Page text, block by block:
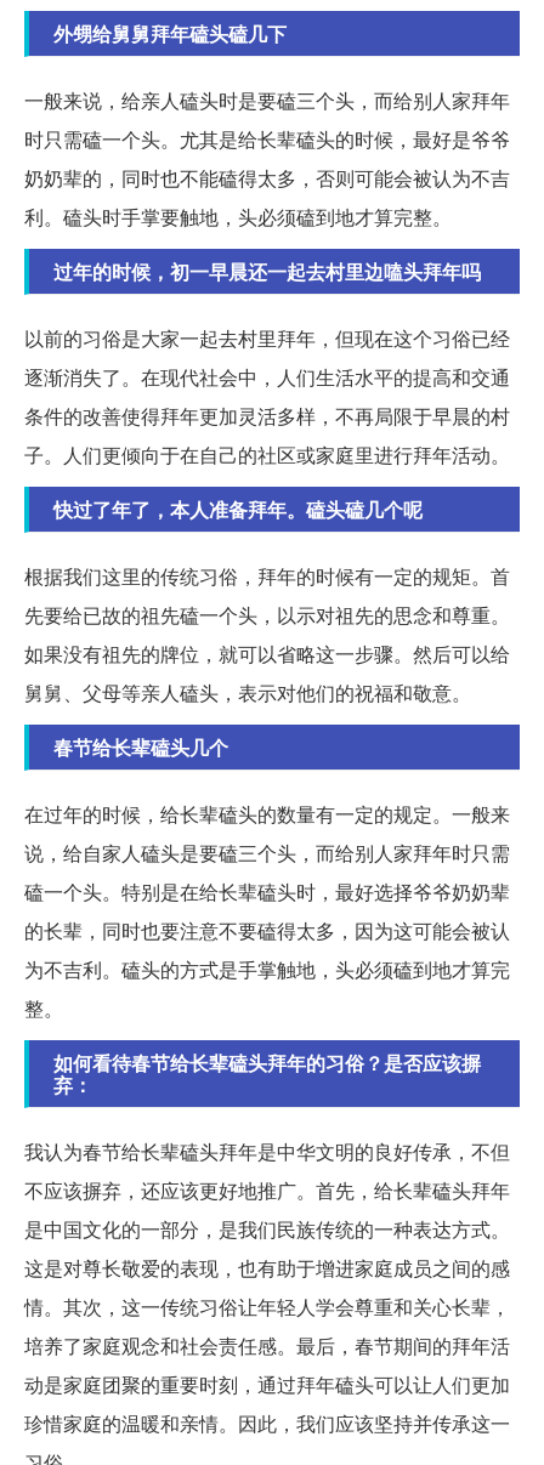
外甥给舅舅拜年磕头磕几下
一般来说，给亲人磕头时是要磕三个头，而给别人家拜年
时只需磕一个头。尤其是给长辈磕头的时候，最好是爷爷
奶奶辈的，同时也不能磕得太多，否则可能会被认为不吉
利。磕头时手掌要触地，头必须磕到地才算完整。
过年的时候，初一早晨还一起去村里边嗑头拜年吗
以前的习俗是大家一起去村里拜年，但现在这个习俗已经
逐渐消失了。在现代社会中，人们生活水平的提高和交通
条件的改善使得拜年更加灵活多样，不再局限于早晨的村
子。人们更倾向于在自己的社区或家庭里进行拜年活动。
快过了年了，本人准备拜年。磕头磕几个呢
根据我们这里的传统习俗，拜年的时候有一定的规矩。首
先要给已故的祖先磕一个头，以示对祖先的思念和尊重。
如果没有祖先的牌位，就可以省略这一步骤。然后可以给
舅舅、父母等亲人磕头，表示对他们的祝福和敬意。
春节给长辈磕头几个
在过年的时候，给长辈磕头的数量有一定的规定。一般来
说，给自家人磕头是要磕三个头，而给别人家拜年时只需
磕一个头。特别是在给长辈磕头时，最好选择爷爷奶奶辈
的长辈，同时也要注意不要磕得太多，因为这可能会被认
为不吉利。磕头的方式是手掌触地，头必须磕到地才算完
整。
如何看待春节给长辈磕头拜年的习俗？是否应该摒
弃：
我认为春节给长辈磕头拜年是中华文明的良好传承，不但
不应该摒弃，还应该更好地推广。首先，给长辈磕头拜年
是中国文化的一部分，是我们民族传统的一种表达方式。
这是对尊长敬爱的表现，也有助于增进家庭成员之间的感
情。其次，这一传统习俗让年轻人学会尊重和关心长辈，
培养了家庭观念和社会责任感。最后，春节期间的拜年活
动是家庭团聚的重要时刻，通过拜年磕头可以让人们更加
珍惜家庭的温暖和亲情。因此，我们应该坚持并传承这一